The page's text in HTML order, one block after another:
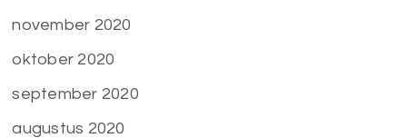
november 2020
oktober 2020
september 2020
augustus 2020